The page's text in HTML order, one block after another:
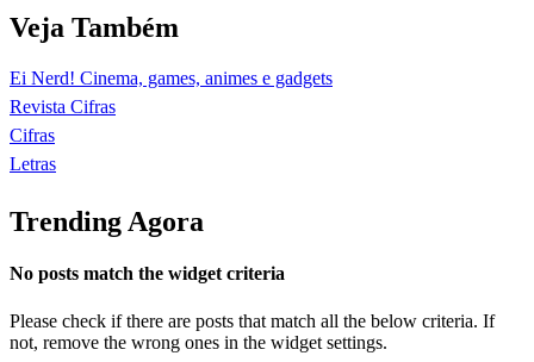
Veja Também
Ei Nerd! Cinema, games, animes e gadgets
Revista Cifras
Cifras
Letras
Trending Agora
No posts match the widget criteria
Please check if there are posts that match all the below criteria. If
not, remove the wrong ones in the widget settings.